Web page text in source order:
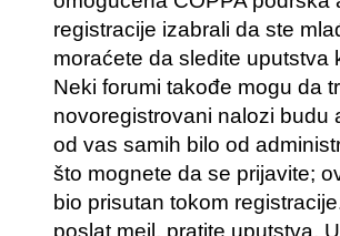
registracije izabrali da ste
moraćete da sledite uputstva
Neki forumi takođe mogu da
novoregistrovani nalozi budu
od vas samih bilo od
što mognete da se prijavite;
bio prisutan tokom
poslat mejl, pratite uputstva.